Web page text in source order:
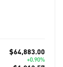
$64,883.00
+0.90%